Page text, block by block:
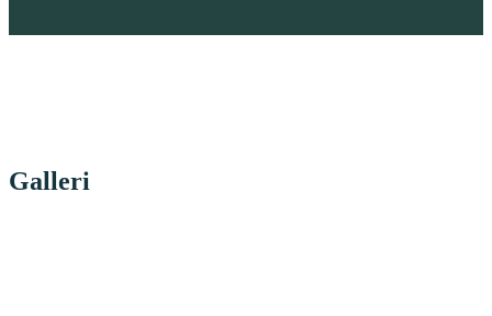
Galleri